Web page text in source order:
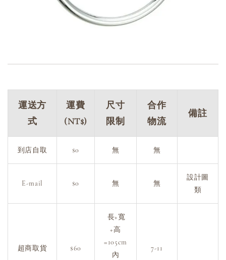
運送方
式
運費
(NT$)
尺寸
限制
合作
物流
備註
到店自取 $0 無 無
E-mail $0 無 無
設計圖
類
超商取貨 $60
長+寬
+高
=105cm
內
7-11